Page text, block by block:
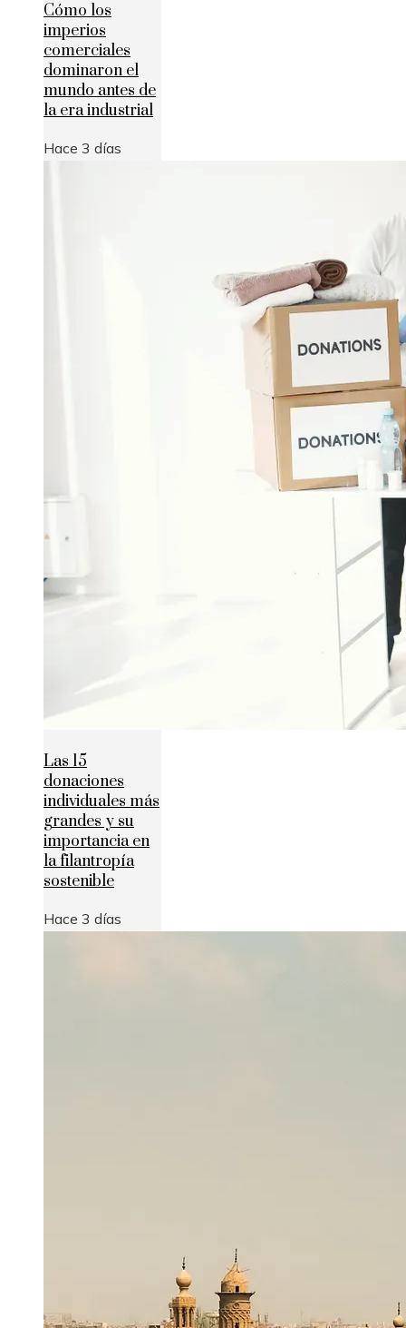
Cómo los
imperios
comerciales
dominaron el
mundo antes de
la era industrial
Hace 3 días
Las 15
donaciones
individuales más
grandes y su
importancia en
la filantropía
sostenible
Hace 3 días